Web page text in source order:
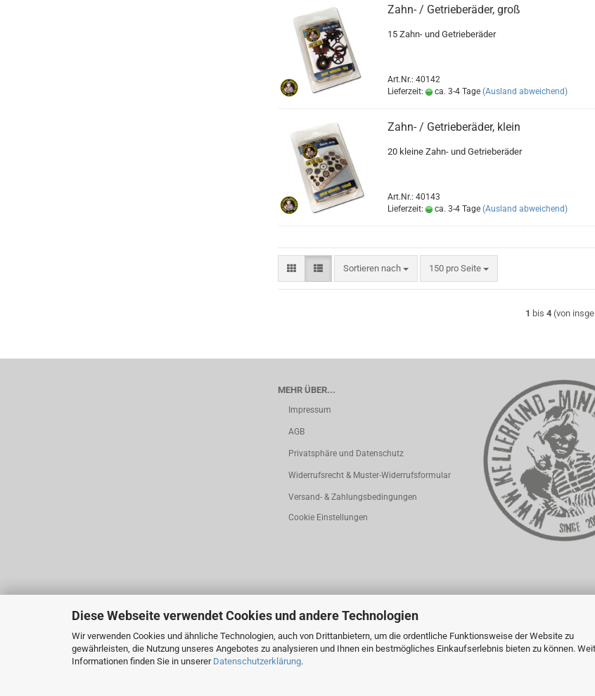
Diese Webseite verwendet Cookies und andere Technologien
Wir verwenden Cookies und ähnliche Technologien, auch von Drittanbietern, um die ordentliche Funktionsweise der Website zu
gewährleisten, die Nutzung unseres Angebotes zu analysieren und Ihnen ein bestmögliches Einkaufserlebnis bieten zu können.
Informationen finden Sie in unserer Datenschutzerklärung.
Zahn- / Getrieberäder, groß
15 Zahn- und Getrieberäder
Art.Nr.: 40142
Lieferzeit:
ca. 3-4 Tage (Ausland abweichend)
Zahn- / Getrieberäder, klein
20 kleine Zahn- und Getrieberäder
Art.Nr.: 40143
Lieferzeit:
ca. 3-4 Tage (Ausland abweichend)
Sortieren nach
Sortieren nach 150 pro Seite
pro Seite
1 bis4 (von
MEHR ÜBER...
Impressum
AGB
Privatsphäre und Datenschutz
Widerrufsrecht & Muster-Widerrufsformular
Versand- & Zahlungsbedingungen
Cookie Einstellungen